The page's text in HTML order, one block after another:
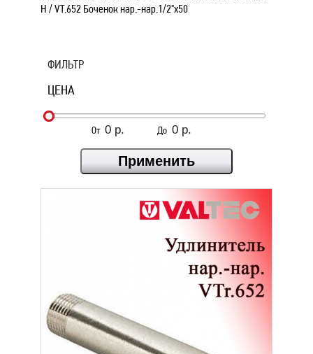
Н / VT.652 Боченок нар.-нар.1/2"х50
ФИЛЬТР
ЦЕНА
От До